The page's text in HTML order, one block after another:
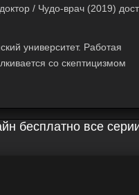
/ Чудо-врач (2019)
университет. Работая
со скептицизмом
бесплатно все